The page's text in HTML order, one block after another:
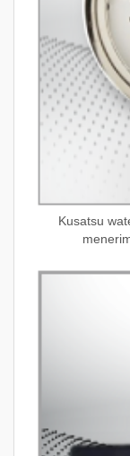
Kusatsu